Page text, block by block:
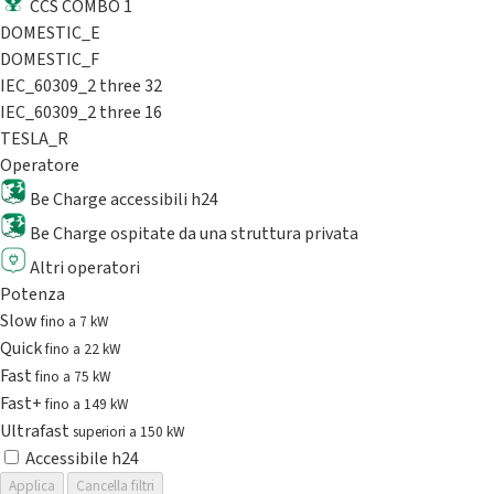
CCS COMBO 1
DOMESTIC_E
DOMESTIC_F
IEC_60309_2 three 32
IEC_60309_2 three 16
TESLA_R
Operatore
Be Charge accessibili h24
Be Charge ospitate da una struttura privata
Altri operatori
Potenza
Slowfino a 7 kW
Quickfino a 22 kW
Fastfino a 75 kW
Fast+fino a 149 kW
Ultrafast superiori a 150 kW
Accessibile h24
Applica Cancella filtri